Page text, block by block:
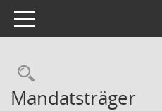
Toggle navigation
Mandatsträger